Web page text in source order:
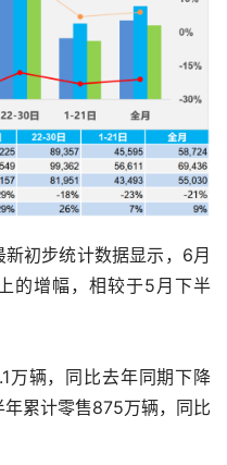
初步统计数据显示，6月
的增幅，相较于5月下半
万辆，同比去年同期下降
累计零售875万辆，同比